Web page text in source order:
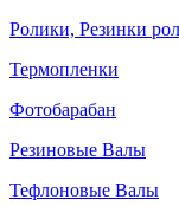
Ролики, Резинки
Термопленки
Фотобарабан
Резиновые Валы
Тефлоновые Валы